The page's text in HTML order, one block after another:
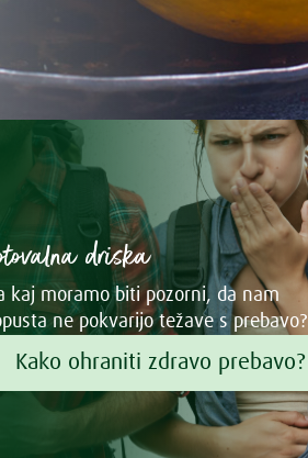
driska
kaj moramo biti pozorni, da nam
ne pokvarijo težave s prebavo?
Kako ohraniti zdravo prebavo?